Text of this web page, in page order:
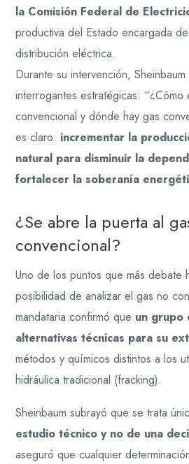
la Comisión Federal de
productiva del Estado encargada
distribución eléctrica.
Durante su intervención,
interrogantes estratégicas: “¿Cómo
convencional y dónde hay gas
es claro: incrementar la
natural para disminuir la
fortalecer la soberanía
¿Se abre la puerta al
convencional?
Uno de los puntos que más debate
posibilidad de analizar el gas no
mandataria confirmó que un grupo
alternativas técnicas para su
métodos y químicos distintos a los
hidráulica tradicional (fracking).
Sheinbaum subrayó que se trata
estudio técnico y no de una
aseguró que cualquier